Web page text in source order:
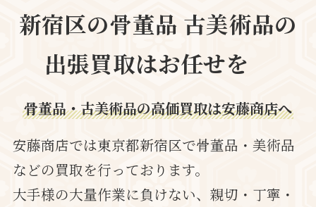
新宿区の骨董品 古美術品の
出張買取はお任せを
骨董品・古美術品の高価買取は安藤商店へ
安藤商店では東京都新宿区で骨董品・美術品
などの買取を行っております。
大手様の大量作業に負けない、親切・丁寧・